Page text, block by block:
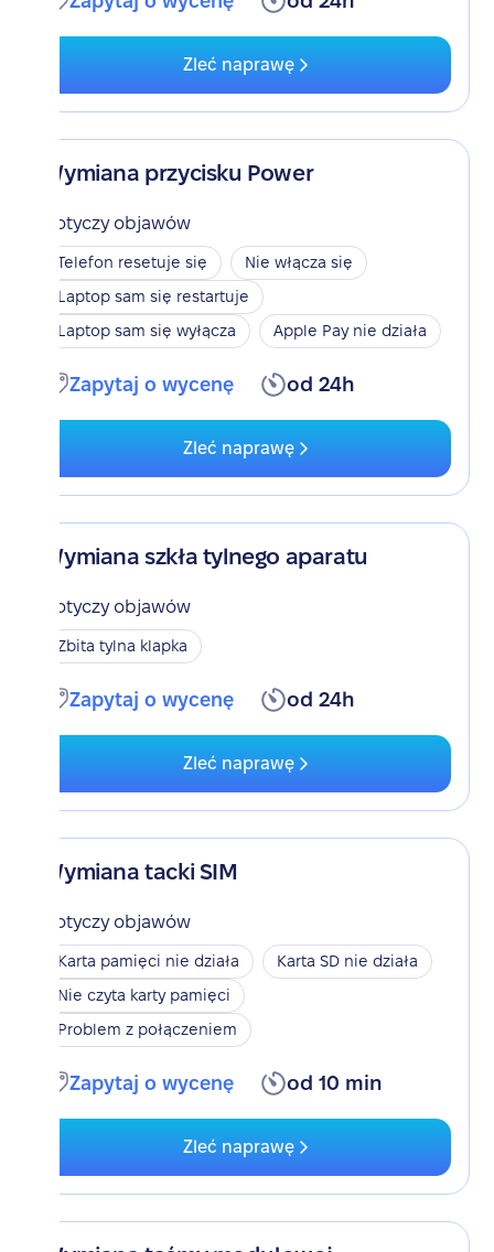
Zleć naprawę
Wymiana przycisku Power
Dotyczy objawów
Telefon resetuje się
Nie włącza się
Laptop sam się restartuje
Laptop sam się wyłącza
Apple Pay nie działa
Zapytaj o wycenę od 24h
Zleć naprawę
Wymiana szkła tylnego aparatu
Dotyczy objawów
Zbita tylna klapka
Zapytaj o wycenę od 24h
Zleć naprawę
Wymiana tacki SIM
Dotyczy objawów
Karta pamięci nie działa
Karta SD nie działa
Nie czyta karty pamięci
Problem z połączeniem
Zapytaj o wycenę od 10 min
Zleć naprawę